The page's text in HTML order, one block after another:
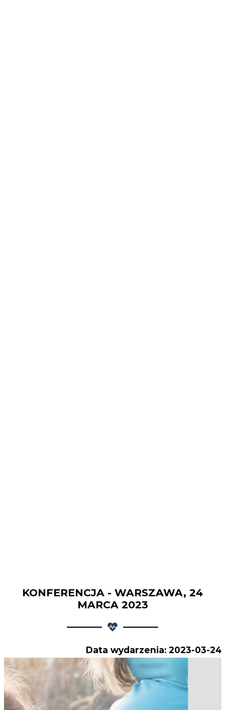
KONFERENCJA - WARSZAWA, 24
MARCA 2023
Data wydarzenia: 2023-03-24